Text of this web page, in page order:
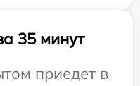
35 минут
приедет в